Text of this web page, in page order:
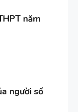
năm
người số